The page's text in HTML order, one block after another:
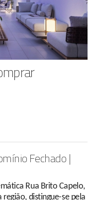
Fechado |
Rua Brito Capelo,
distingue-se pela